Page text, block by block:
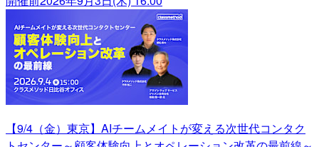
【9/4（金）東京】AIチームメイトが変える次世代コンタク